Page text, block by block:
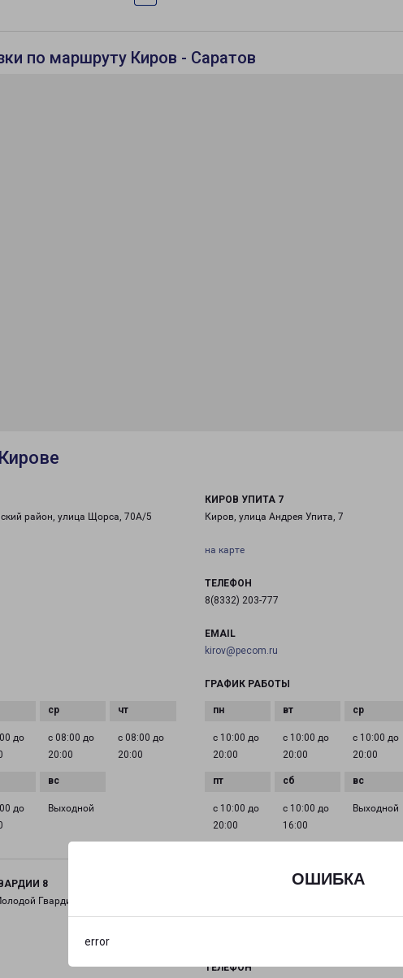
ОШИБКА
error
по маршруту Киров - Саратов
район, улица Щорса, 70А/5
до
с 08:00 до
20:00
с 08:00 до
20:00
до
Выходной
КИРОВ УПИТА 7
Киров, улица Андрея Упита, 7
на карте
ТЕЛЕФОН
8(8332) 203-777
EMAIL
kirov@pecom.ru
ГРАФИК РАБОТЫ
с 10:00 до
20:00
с 10:00 до
20:00
с 10:00 до
20:00
с 10:00 до
20:00
с 10:00 до
16:00
Выходной
8
Гвардии (Нововятский), 8
КИРОВ ЧИСТОПРУДЕНСКАЯ 20
ТЕЛЕФОН